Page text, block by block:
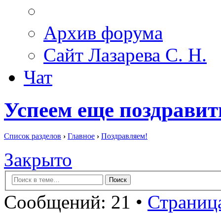
Архив форума
Сайт Лазарева С. Н.
Чат
Успеем еще
Список разделов › Главное › Поздравляем!
Закрыто
Сообщений: 21 •